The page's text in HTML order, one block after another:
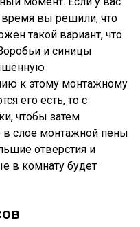
время вы решили, что
такой вариант, что
и синицы
к этому монтажному
его есть, то с
чтобы затем
в слое монтажной пены
отверстия и
в комнату будет